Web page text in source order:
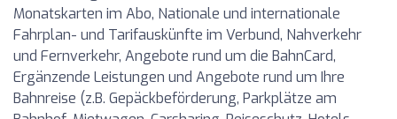
Monatskarten im Abo, Nationale und internationale
Fahrplan- und Tarifauskünfte im Verbund, Nahverkehr
und Fernverkehr, Angebote rund um die BahnCard,
Ergänzende Leistungen und Angebote rund um Ihre
Bahnreise (z.B. Gepäckbeförderung, Parkplätze am